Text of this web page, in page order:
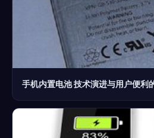
手机内置电池 技术演进与用户便利